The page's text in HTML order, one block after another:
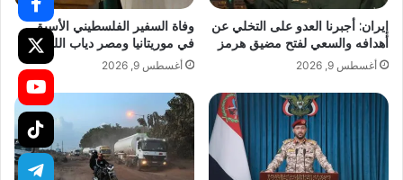
إيران: أجبرنا العدو على التخلي عن
أهدافه والسعي لفتح مضيق هرمز
أغسطس 9, 2026
وفاة السفير الفلسطيني الأسبق
في موريتانيا ومصر دياب اللوح
أغسطس 9, 2026